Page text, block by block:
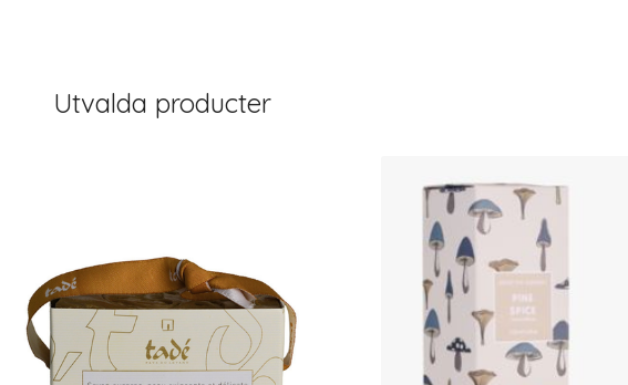
Utvalda producter